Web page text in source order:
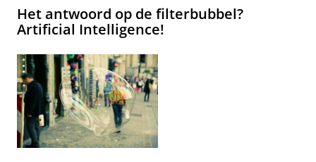
Het antwoord op de filterbubbel?
Artificial Intelligence!